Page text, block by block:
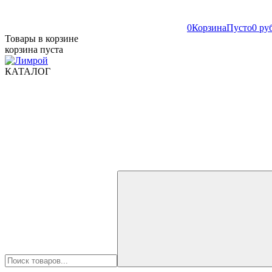
0КорзинаПусто0
Товары в корзине
корзина пуста
КАТАЛОГ